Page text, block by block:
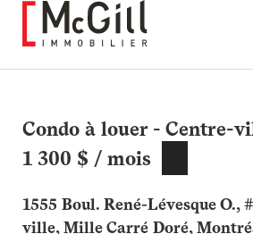
Aller
Condo à louer - Centre-
1 300 $ / mois
1555 Boul. René-Lévesque O.,
ville, Mille Carré Doré,